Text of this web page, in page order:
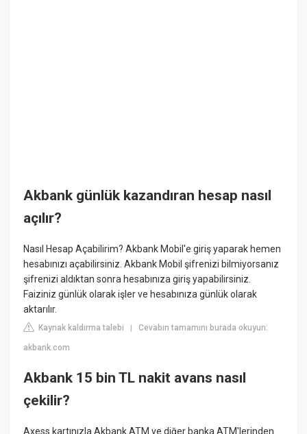
Akbank günlük kazandıran hesap nasıl
açılır?
Nasıl Hesap Açabilirim? Akbank Mobil'e giriş yaparak hemen
hesabınızı açabilirsiniz. Akbank Mobil şifrenizi bilmiyorsanız
şifrenizi aldıktan sonra hesabınıza giriş yapabilirsiniz.
Faiziniz günlük olarak işler ve hesabınıza günlük olarak
aktarılır.
Kaynak kaldırma talebi |Cevabın tamamını burada okuyun:
akbank.com
Akbank 15 bin TL nakit avans nasıl
çekilir?
Axess kartınızla Akbank ATM ve diğer banka ATM'lerinden